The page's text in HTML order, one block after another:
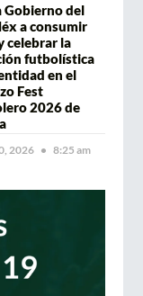
Gobierno del
a consumir
celebrar la
futbolística
en el
Fest
2026 de
2026 8:25 am